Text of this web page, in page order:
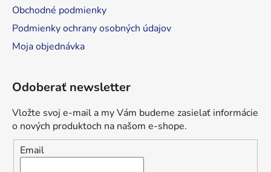
Obchodné podmienky
Podmienky ochrany osobných údajov
Moja objednávka
Odoberať newsletter
Vložte svoj e-mail a my Vám budeme zasielať informácie
o nových produktoch na našom e-shope.
Email